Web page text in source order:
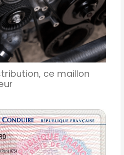
ce maillon